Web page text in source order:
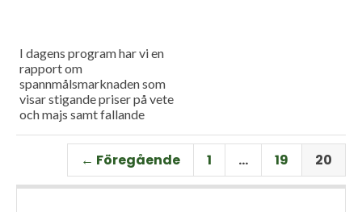
I dagens program har vi en
rapport om
spannmålsmarknaden som
visar stigande priser på vete
och majs samt fallande
premiär för vårt
måndagsprogram med en
längre intervju med Erik
Stjerndahl vd för HIR Skåne,
← Föregående 1 … 19 20